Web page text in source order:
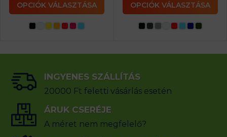
OPCIÓK VÁLASZTÁSA OPCIÓK VÁLASZTÁSA
INGYENES SZÁLLÍTÁS
20000 Ft feletti vásárlás esetén
ÁRUK CSERÉJE
A méret nem megfelelő?